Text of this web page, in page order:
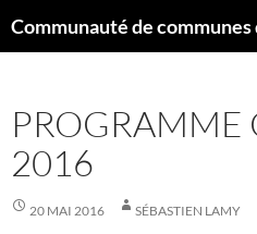
au
PROGRAMME
2016
20 MAI 2016 SÉBASTIEN LAMY